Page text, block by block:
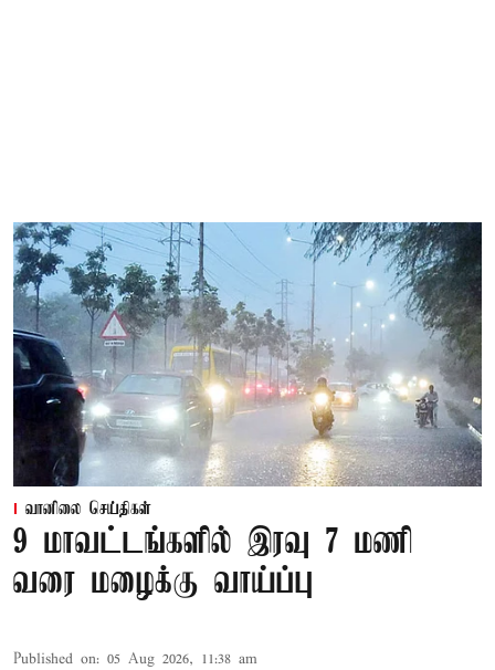
வானிலை செய்திகள்
9 மாவட்டங்களில் இரவு 7 மணி
வரை மழைக்கு வாய்ப்பு
Published on: 05 Aug 2026, 11:38 am